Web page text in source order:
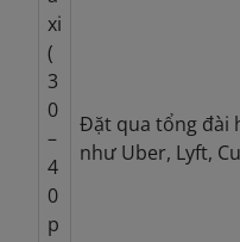
xi
(
3
0
–
4
0
p
Đặt qua tổng đài
như Uber, Lyft,